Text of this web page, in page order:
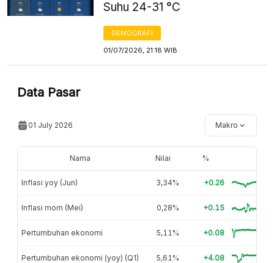
Suhu 24-31 °C
DEMOGRAFI
01/07/2026, 21:18 WIB
Data Pasar
01 July 2026 Makro
Nama Nilai %
Inflasi yoy (Jun) 3,34% +0.26
Inflasi mom (Mei) 0,28% +0.15
Pertumbuhan ekonomi 5,11% +0.08
Pertumbuhan ekonomi (yoy) (Q1) 5,61% +4.08